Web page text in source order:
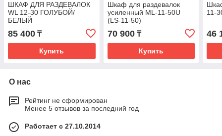
ШКАФ ДЛЯ РАЗДЕВАЛОК
WL 12-30 ГОЛУБОЙ/
БЕЛЫЙ
85 400 ₸
Купить
Шкаф для раздевалок
усиленный ML-11-50U
(LS-11-50)
70 900₸
Купить
11-
46
О нас
Рейтинг не сформирован
Менее 5 отзывов за последний год
Работает с 27.10.2014